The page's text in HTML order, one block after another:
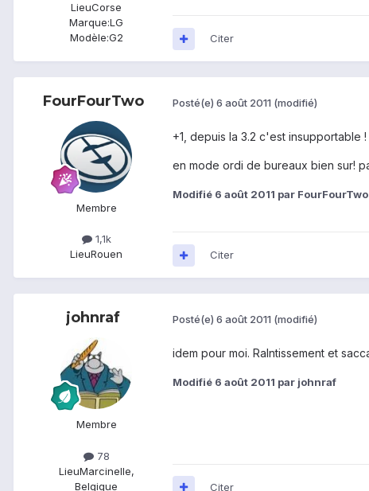
LieuCorse
Marque:LG
Modèle:G2 Citer
FourFourTwo
Membre
1,1k
LieuRouen
Posté(e) 6 août 2011 (modifié)
+1, depuis la 3.2 c'est insupportable !
en mode ordi de bureaux bien sur!
Modifié 6 août 2011 par FourFourTwo
Citer
johnraf
Membre
78
LieuMarcinelle,
Belgique
Posté(e) 6 août 2011 (modifié)
idem pour moi. Ralntissement et
Modifié 6 août 2011 par johnraf
Citer